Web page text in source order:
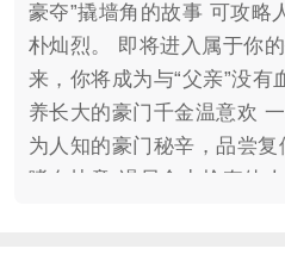
豪夺”撬墙角的故事 可攻略
朴灿烈。 即将进入属于你
来，你将成为与“父亲”没有
养长大的豪门千金温意欢
为人知的豪门秘辛，品尝复
嗜血快意 竭尽全力抢夺他